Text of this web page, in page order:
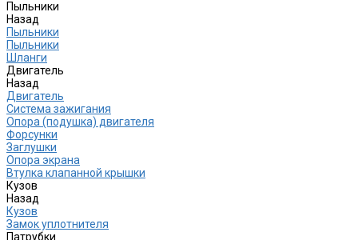
Пыльники
Назад
Пыльники
Пыльники
Шланги
Двигатель
Назад
Двигатель
Система зажигания
Опора (подушка) двигателя
Форсунки
Заглушки
Опора экрана
Втулка клапанной крышки
Кузов
Назад
Кузов
Замок уплотнителя
Патрубки